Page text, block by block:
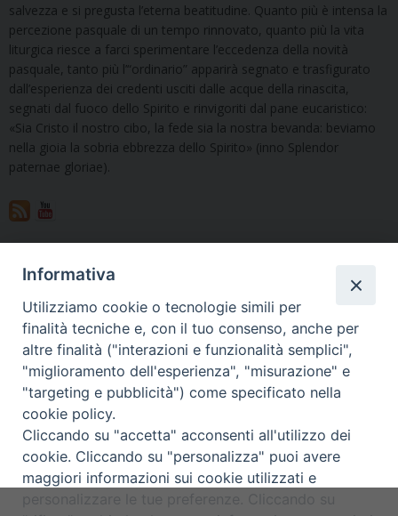
salvezza e si pregusta l’eterna beatitudine. Quanto più è intensa la
percezione pasquale di un tempo rinnovato, quanto più la vita
liturgica riesce a farci sperimentare l’eccedenza della novità
pasquale, tanto più l’“ordinario” apparirà segnato e trasfigurato
dall’esperienza dei credenti usciti dalle acque della rinascita,
segnati dal fuoco dello Spirito e rinvigoriti dal pane eucaristico:
«Sia Cristo il nostro cibo, la fede sia la nostra bevanda: beviamo
nella gioia la sobria ebbrezza dello Spirito» (inno Splendor
paternae gloriae).
Il Simbolo di fede nella
tradizione cristiana: forme,
contenuti e uso liturgico
Il nuovo Rito delle esequie
Copyright © Arcidiocesi di Udine
Informativa
Utilizziamo cookie o tecnologie simili per
finalità tecniche e, con il tuo consenso, anche per
altre finalità ("interazioni e funzionalità semplici",
"miglioramento dell'esperienza", "misurazione" e
"targeting e pubblicità") come specificato nella
cookie policy.
Cliccando su "accetta" acconsenti all'utilizzo dei
cookie. Cliccando su "personalizza" puoi avere
maggiori informazioni sui cookie utilizzati e